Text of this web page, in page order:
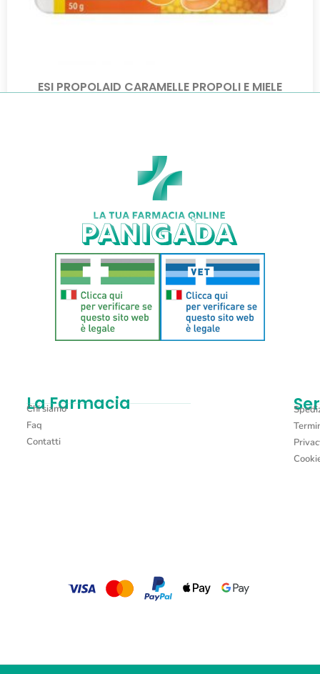
ESI PROPOLAID CARAMELLE PROPOLI E MIELE
Aggiungi al carrello
La Farmacia
Chi siamo
Faq
Contatti